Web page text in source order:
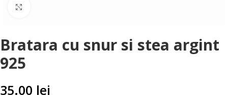
Bratara cu snur si stea argint
925
35.00 lei